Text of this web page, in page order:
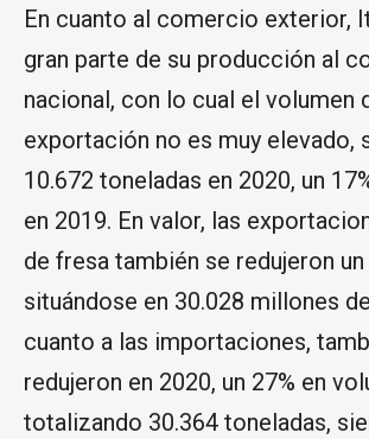
En cuanto al comercio exterior,
gran parte de su producción al
nacional, con lo cual el volumen
exportación no es muy elevado,
10.672 toneladas en 2020, un
en 2019. En valor, las
de fresa también se redujeron un
situándose en 30.028 millones
cuanto a las importaciones,
redujeron en 2020, un 27% en
totalizando 30.364 toneladas,